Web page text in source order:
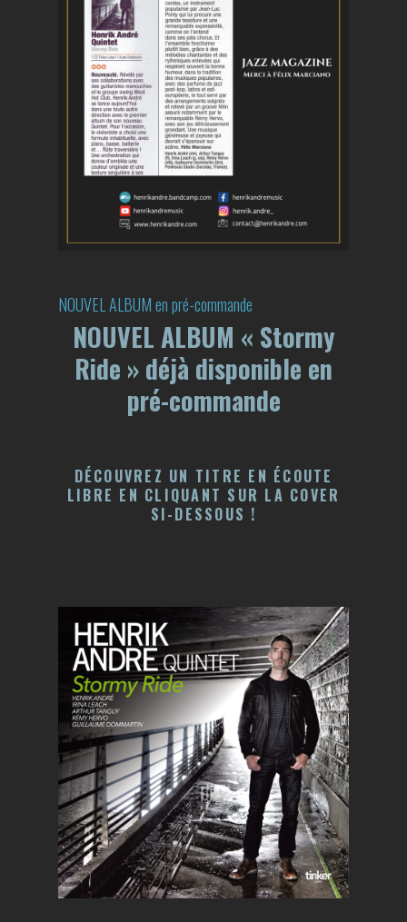
NOUVEL ALBUM en pré-commande
NOUVEL ALBUM « Stormy
Ride » déjà disponible en
pré-commande
DÉCOUVREZ UN TITRE EN ÉCOUTE
LIBRE EN CLIQUANT SUR LA COVER
SI-DESSOUS !